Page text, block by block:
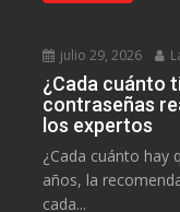
julio 29, 2026
¿Cada cuánto
contraseñas
los expertos
¿Cada cuánto hay
años, la
cada...